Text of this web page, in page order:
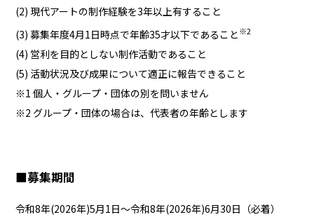
(2) 現代アートの制作経験を3年以上有すること
(3) 募集年度4月1日時点で年齢35才以下であること※2
(4) 営利を目的としない制作活動であること
(5) 活動状況及び成果について適正に報告できること
※1 個人・グループ・団体の別を問いません
※2 グループ・団体の場合は、代表者の年齢とします
■募集期間
令和8年(2026年)5月1日～令和8年(2026年)6月30日（必着）